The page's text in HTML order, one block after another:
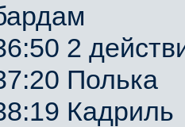
2
Полька
Кадриль